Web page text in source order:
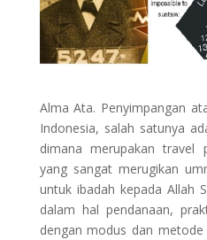
Alma Ata. Penyimpangan
Indonesia, salah satunya
dimana merupakan travel
yang sangat merugikan
untuk ibadah kepada Allah
dalam hal pendanaan,
dengan modus dan